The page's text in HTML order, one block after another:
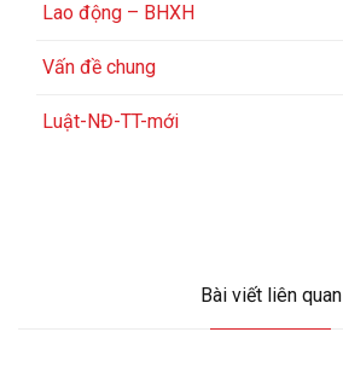
Lao động – BHXH
Vấn đề chung
Luật-NĐ-TT-mới
Bài viết liên quan